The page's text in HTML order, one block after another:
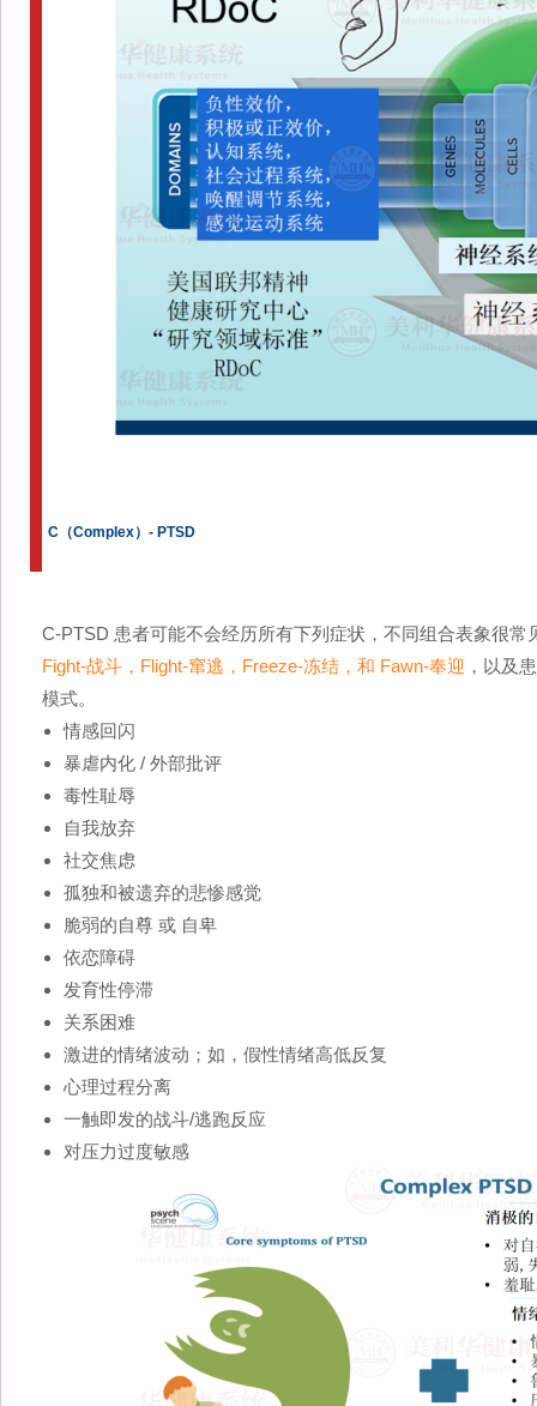
C（Complex）- PTSD
C-PTSD 患者可能不会经历所有下列症状，不同组合表象很常
Fight-战斗，Flight-窜逃，Freeze-冻结，和 Fawn-奉迎 ，以及
模式。
情感回闪
暴虐内化 / 外部批评
毒性耻辱
自我放弃
社交焦虑
孤独和被遗弃的悲惨感觉
脆弱的自尊 或 自卑
依恋障碍
发育性停滞
关系困难
激进的情绪波动；如，假性情绪高低反复
心理过程分离
一触即发的战斗/逃跑反应
对压力过度敏感